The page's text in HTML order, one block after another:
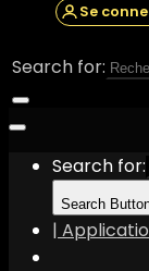
Se
Search for:
Search for:
Search
|